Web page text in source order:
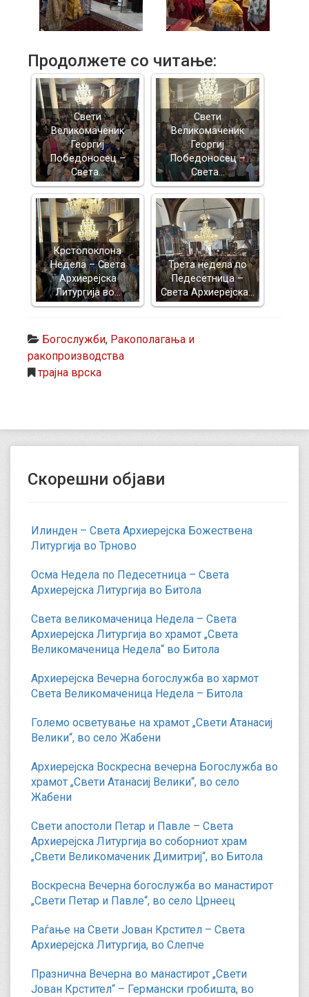
Продолжете со читање:
Свети
Великомаченик
Георгиј
Победоносец –
Света…
Свети
Великомаченик
Георгиј
Победоносец –
Света…
Крстопоклона
Недела – Света
Архиерејска
Литургија во…
Трета недела по
Педесетница –
Света Архиерејска…
Богослужби, Ракополагања и
ракопроизводства
трајна врска
Скорешни објави
Илинден – Света Архиерејска Божествена
Литургија во Трново
Осма Недела по Педесетница – Света
Архиерејска Литургија во Битола
Света великомаченица Недела – Света
Архиерејска Литургија во храмот „Света
Великомаченица Недела“ во Битола
Архиерејска Вечерна богослужба во хармот
Света Великомаченица Недела – Битола
Големо осветување на храмот „Свети Атанасиј
Велики“, во село Жабени
Архиерејска Воскресна вечерна Богослужба во
храмот „Свети Атанасиј Велики“, во село
Жабени
Свети апостоли Петар и Павле – Света
Архиерејска Литургија во соборниот храм
„Свети Великомаченик Димитриј“, во Битола
Воскресна Вечерна богослужба во манастирот
„Свети Петар и Павле“, во село Црнеец
Раѓање на Свети Јован Крстител – Света
Архиерејска Литургија, во Слепче
Празнична Вечерна во манастирот „Свети
Јован Крстител“ – Германски гробишта, во